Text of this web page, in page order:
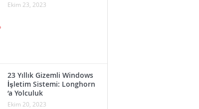
Ekim 23, 2023
23 Yıllık Gizemli Windows
İşletim Sistemi: Longhorn
‘a Yolculuk
Ekim 20, 2023